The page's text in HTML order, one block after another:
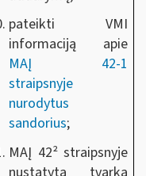
pateikti VMI
informaciją apie
MAĮ 42-1
straipsnyje
nurodytus
sandorius;
MAĮ 42² straipsnyje
nustatyta tvarka